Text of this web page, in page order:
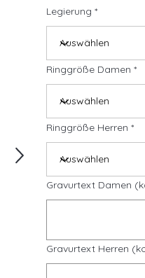
Legierung
Ringgröße Damen
Ringgröße Herren
Gravurtext Damen
Gravurtext Herren